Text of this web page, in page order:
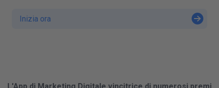
Inizia ora
L'App di Marketing Digitale vincitrice di numerosi premi